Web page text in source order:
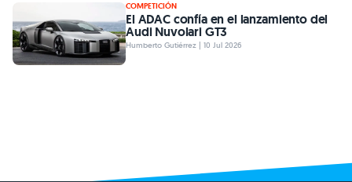
COMPETICIÓN
El ADAC confía en el lanzamiento del
Audi Nuvolari GT3
Humberto Gutiérrez | 10 Jul 2026